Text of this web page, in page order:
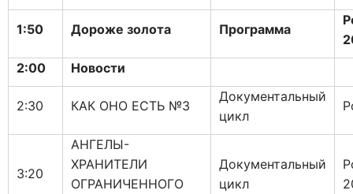
1:50 Дороже золота Программа
2:00
Новости
2:30 КАК ОНО ЕСТЬ №3
Документальный
цикл
3:20
АНГЕЛЫ-
ХРАНИТЕЛИ
ОГРАНИЧЕННОГО
Документальный
цикл